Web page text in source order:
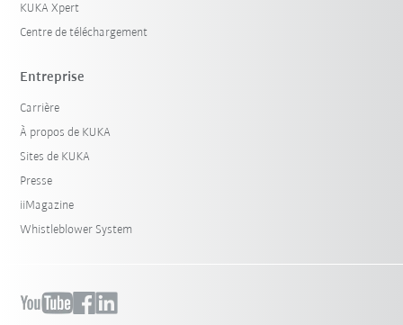
KUKA Xpert
Centre de téléchargement
Entreprise
Carrière
À propos de KUKA
Sites de KUKA
Presse
iiMagazine
Whistleblower System